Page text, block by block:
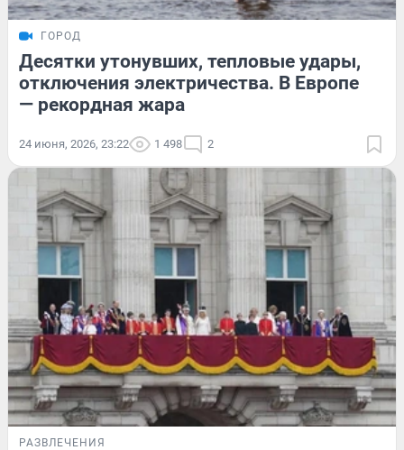
ГОРОД
Десятки утонувших, тепловые удары,
отключения электричества. В Европе
— рекордная жара
24 июня, 2026, 23:22 1 498 2
РАЗВЛЕЧЕНИЯ